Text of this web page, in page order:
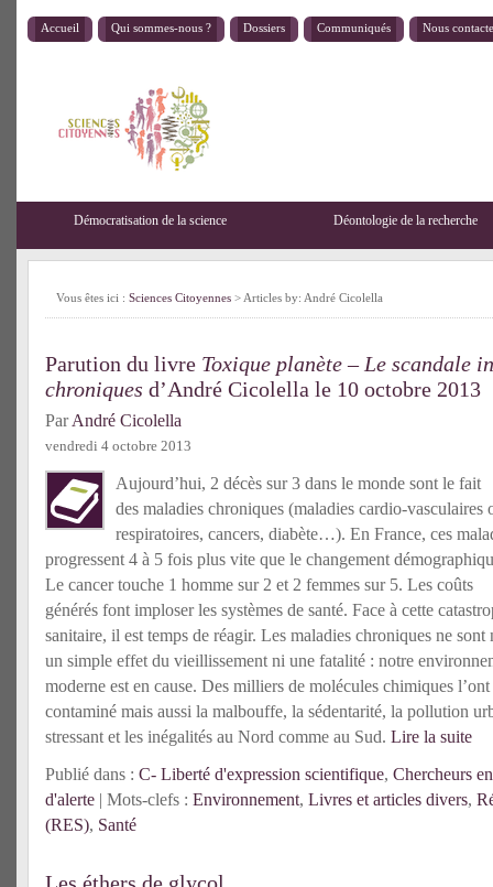
Accueil Qui sommes-nous ? Dossiers Communiqués Nous
Démocratisation de la science Déontologie de la recherche
Vous êtes ici : Sciences Citoyennes > Articles by: André Cicolella
Parution du livre Toxique planète – Le scandale
chroniques d’André Cicolella le 10 octobre 2013
ParAndré Cicolella
vendredi 4 octobre 2013
Aujourd’hui, 2 décès sur 3 dans le monde sont le fait
des maladies chroniques (maladies cardio-vasculaires
respiratoires, cancers, diabète…). En France, ces
progressent 4 à 5 fois plus vite que le changement
Le cancer touche 1 homme sur 2 et 2 femmes sur 5. Les coûts
générés font imploser les systèmes de santé. Face à cette
sanitaire, il est temps de réagir. Les maladies chroniques ne sont
un simple effet du vieillissement ni une fatalité : notre
moderne est en cause. Des milliers de molécules chimiques l’ont
contaminé mais aussi la malbouffe, la sédentarité, la pollution
stressant et les inégalités au Nord comme au Sud. Lire la suite
Publié dans : C- Liberté d'expression scientifique, Chercheurs
d'alerte | Mots-clefs : Environnement, Livres et articles divers,
(RES), Santé